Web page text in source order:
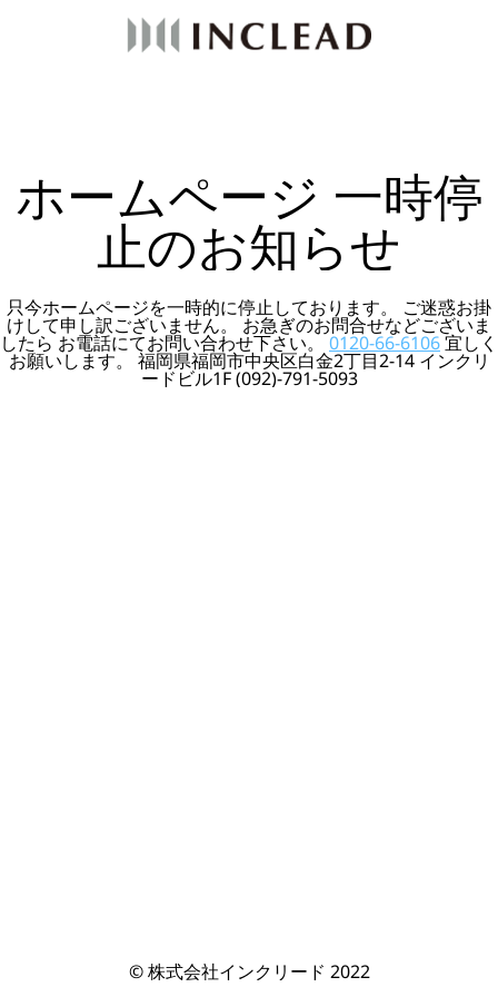
ホームページ 一時停
止のお知らせ
只今ホームページを一時的に停止しております。 ご迷惑お掛
けして申し訳ございません。 お急ぎのお問合せなどございま
したら お電話にてお問い合わせ下さい。0120-66-6106宜しく
お願いします。 福岡県福岡市中央区白金2丁目2-14 インクリ
ードビル1F (092)-791-5093
© 株式会社インクリード 2022